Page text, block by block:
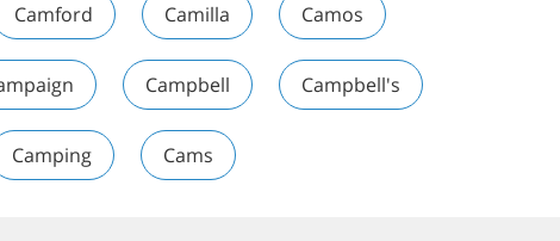
Camford Camilla Camos
Campbell Campbell's
Camping Cams